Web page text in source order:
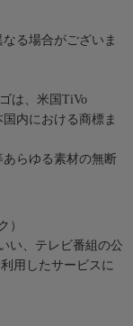
る場合がございま
は、米国TiVo
内における商標ま
らゆる素材の無断
）
い、テレビ番組の公
用したサービスに